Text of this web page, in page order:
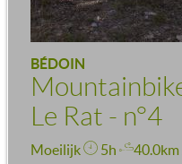
BÉDOIN
Le Rat - n°4
Moeilijk 5h 40.0km